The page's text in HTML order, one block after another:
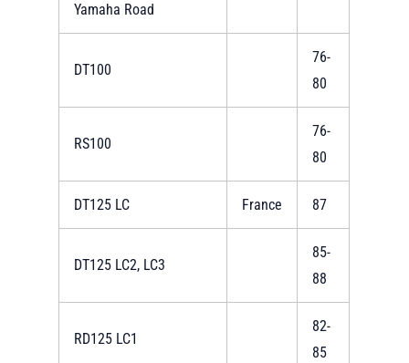
Yamaha Road
DT100
76-
80
RS100
76-
80
DT125 LC France 87
DT125 LC2, LC3
85-
88
RD125 LC1
82-
85